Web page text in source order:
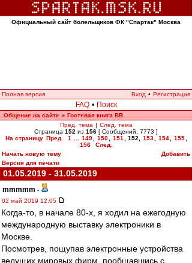
Официальный сайт болельщиков ФК "Спартак" Москва
Полная версия Вход • Регистрация
FAQ • Поиск
Общение на сайте » Гостевая книга ВВ
Пред. тема | След. тема
Страница 152 из 156 [ Сообщений: 7773 ]
На страницу Пред. 1 149 150 151 152 153 154 155
156
След.
Начать новую тему
Добавить
Версия для печати
01.05.2019 - 31.05.2019
mmmmm -
02 май 2019 12:05
Когда-то, в начале 80-х, я ходил на ежегодную
международную выставку электроники в
Москве.
Посмотрев, пощупав электронные устройства
ведущих мировых фирм, пообщавшись с